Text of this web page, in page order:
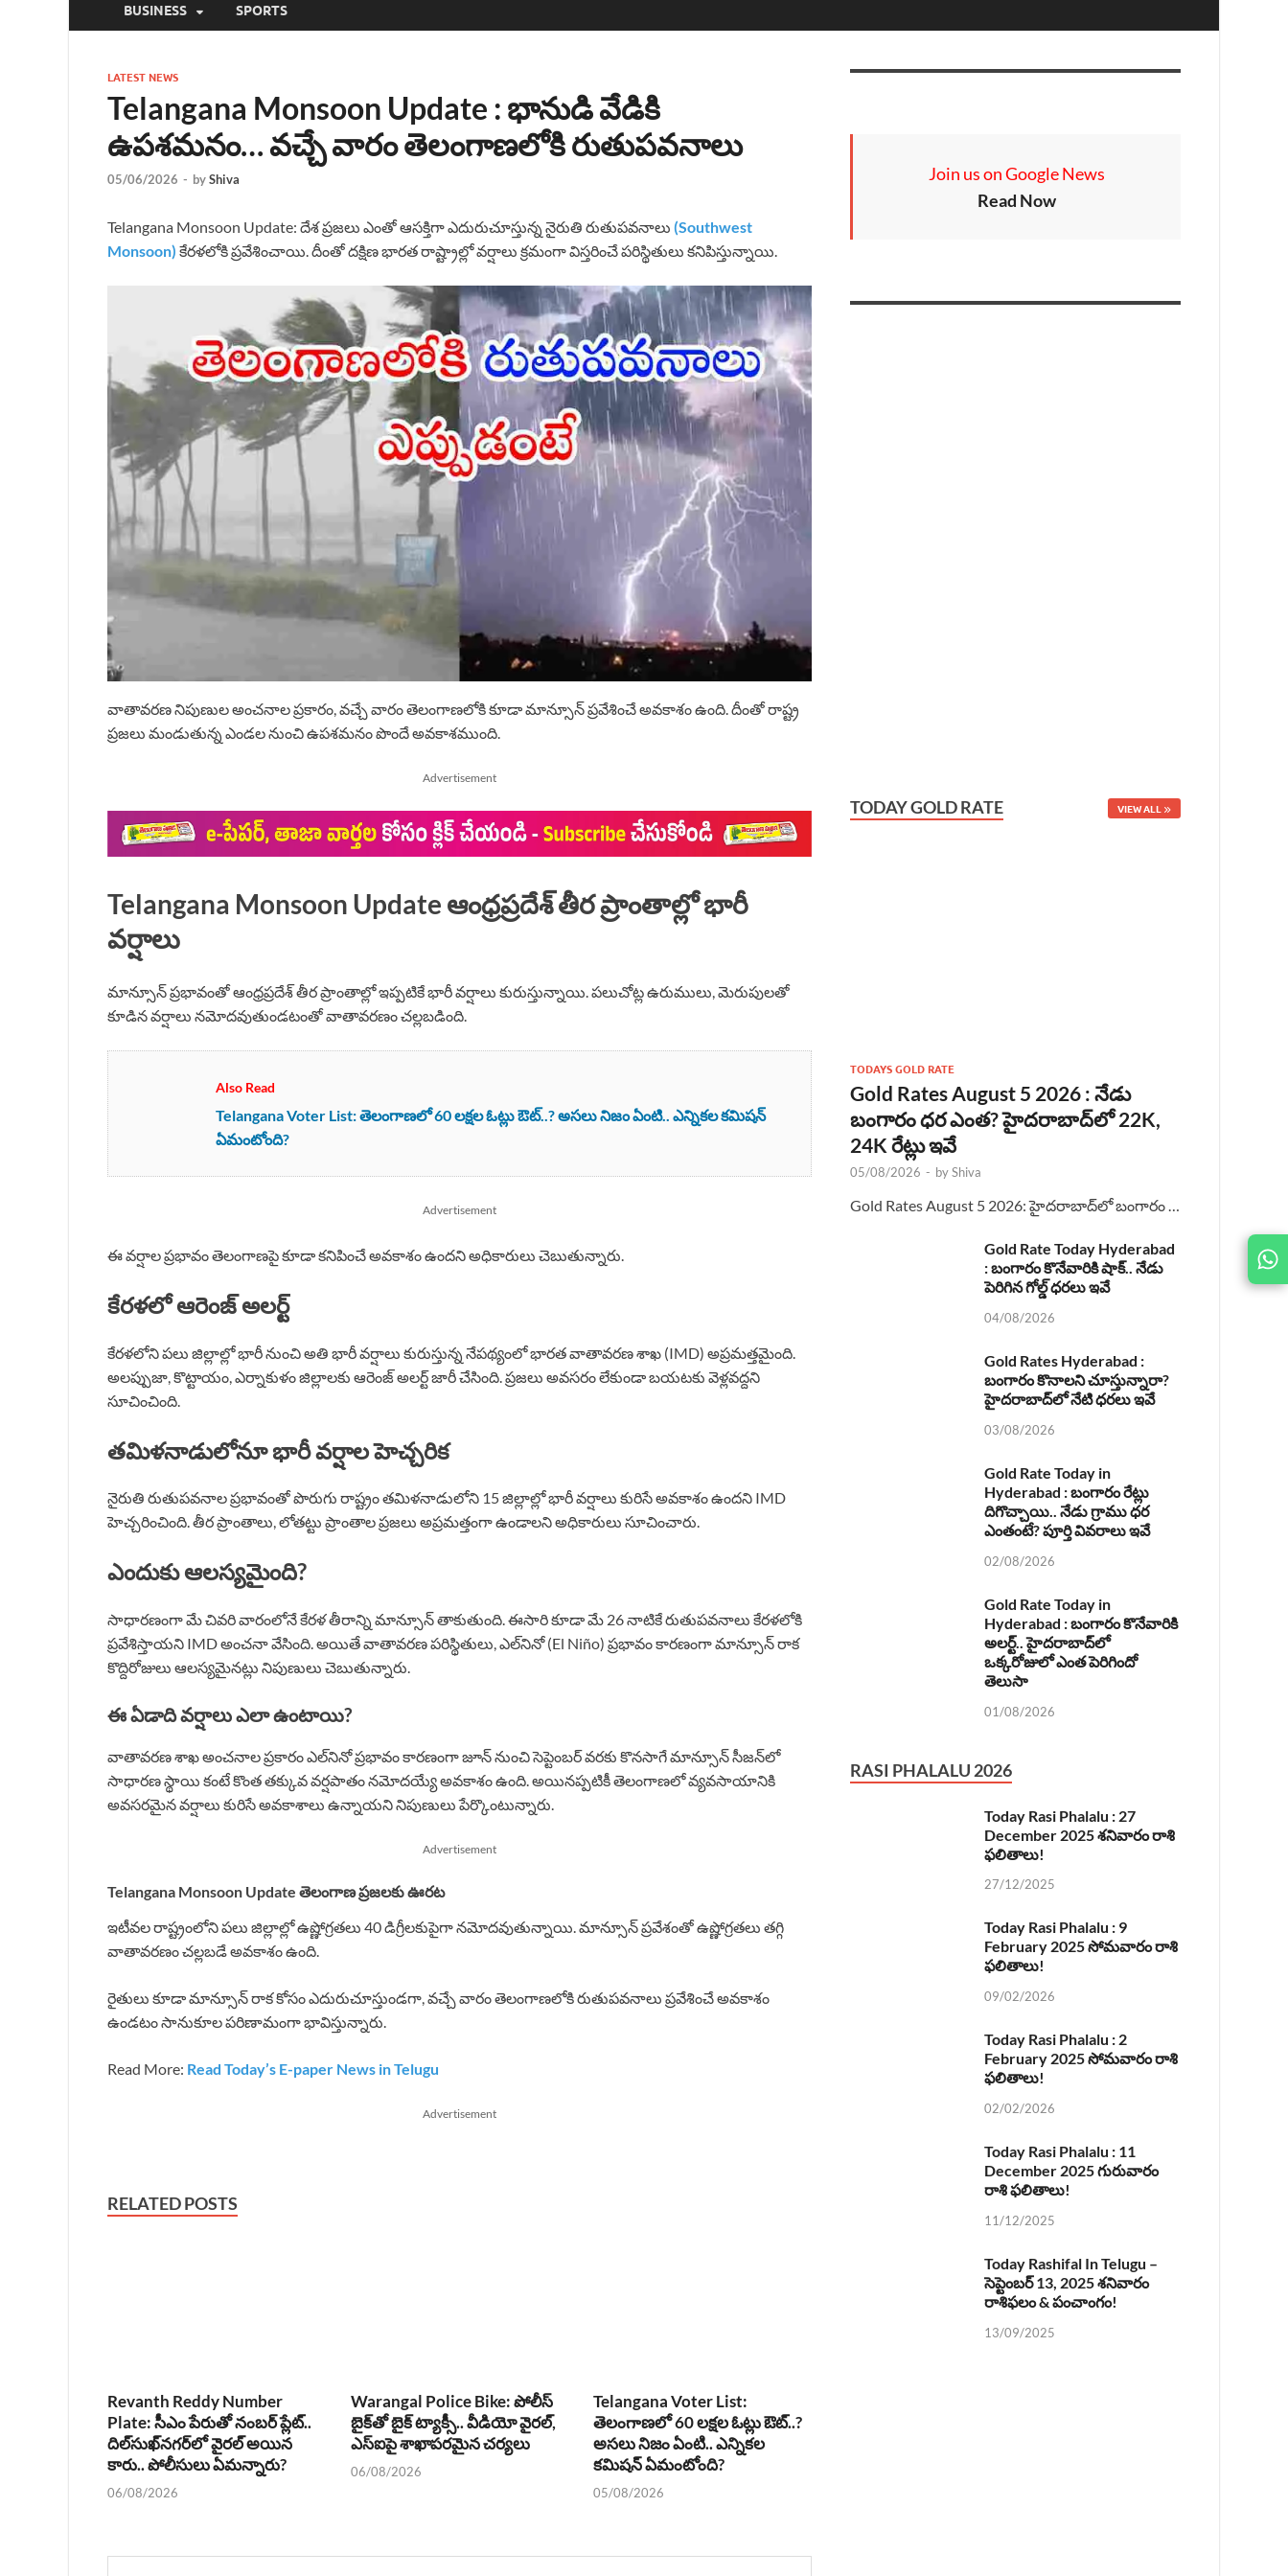
JOIN
US ON
BUSINESS SPORTS
LATEST NEWS
Telangana Monsoon Update : భానుడి వేడికి
ఉపశమనం… వచ్చే వారం తెలంగాణలోకి రుతుపవనాలు
05/06/2026 - byShiva
Telangana Monsoon Update: దేశ ప్రజలు ఎంతో ఆసక్తిగా ఎదురుచూస్తున్న నైరుతి రుతుపవనాలు (Southwest
Monsoon) కేరళలోకి ప్రవేశించాయి. దీంతో దక్షిణ భారత రాష్ట్రాల్లో వర్షాలు క్రమంగా విస్తరించే పరిస్థితులు కనిపిస్తున్నాయి.
వాతావరణ నిపుణుల అంచనాల ప్రకారం, వచ్చే వారం తెలంగాణలోకి కూడా మాన్సూన్ ప్రవేశించే అవకాశం ఉంది. దీంతో రాష్ట్ర
ప్రజలు మండుతున్న ఎండల నుంచి ఉపశమనం పొందే అవకాశముంది.
Advertisement
Telangana Monsoon Update ఆంధ్రప్రదేశ్ తీర ప్రాంతాల్లో భారీ
వర్షాలు
మాన్సూన్ ప్రభావంతో ఆంధ్రప్రదేశ్ తీర ప్రాంతాల్లో ఇప్పటికే భారీ వర్షాలు కురుస్తున్నాయి. పలుచోట్ల ఉరుములు, మెరుపులతో
కూడిన వర్షాలు నమోదవుతుండటంతో వాతావరణం చల్లబడింది.
Also Read
Telangana Voter List: తెలంగాణలో 60 లక్షల ఓట్లు ఔట్..? అసలు నిజం ఏంటి.. ఎన్నికల కమిషన్
ఏమంటోంది?
Advertisement
ఈ వర్షాల ప్రభావం తెలంగాణపై కూడా కనిపించే అవకాశం ఉందని అధికారులు చెబుతున్నారు.
కేరళలో ఆరెంజ్ అలర్ట్
కేరళలోని పలు జిల్లాల్లో భారీ నుంచి అతి భారీ వర్షాలు కురుస్తున్న నేపథ్యంలో భారత వాతావరణ శాఖ (IMD) అప్రమత్తమైంది.
అలప్పుజా, కొట్టాయం, ఎర్నాకుళం జిల్లాలకు ఆరెంజ్ అలర్ట్ జారీ చేసింది. ప్రజలు అవసరం లేకుండా బయటకు వెళ్లవద్దని
సూచించింది.
తమిళనాడులోనూ భారీ వర్షాల హెచ్చరిక
నైరుతి రుతుపవనాల ప్రభావంతో పొరుగు రాష్ట్రం తమిళనాడులోని 15 జిల్లాల్లో భారీ వర్షాలు కురిసే అవకాశం ఉందని IMD
హెచ్చరించింది. తీర ప్రాంతాలు, లోతట్టు ప్రాంతాల ప్రజలు అప్రమత్తంగా ఉండాలని అధికారులు సూచించారు.
ఎందుకు ఆలస్యమైంది?
సాధారణంగా మే చివరి వారంలోనే కేరళ తీరాన్ని మాన్సూన్ తాకుతుంది. ఈసారి కూడా మే 26 నాటికే రుతుపవనాలు కేరళలోకి
ప్రవేశిస్తాయని IMD అంచనా వేసింది. అయితే వాతావరణ పరిస్థితులు, ఎల్‌నినో (El Niño) ప్రభావం కారణంగా మాన్సూన్ రాక
కొద్దిరోజులు ఆలస్యమైనట్లు నిపుణులు చెబుతున్నారు.
ఈ ఏడాది వర్షాలు ఎలా ఉంటాయి?
వాతావరణ శాఖ అంచనాల ప్రకారం ఎల్‌నినో ప్రభావం కారణంగా జూన్ నుంచి సెప్టెంబర్ వరకు కొనసాగే మాన్సూన్ సీజన్‌లో
సాధారణ స్థాయి కంటే కొంత తక్కువ వర్షపాతం నమోదయ్యే అవకాశం ఉంది. అయినప్పటికీ తెలంగాణలో వ్యవసాయానికి
అవసరమైన వర్షాలు కురిసే అవకాశాలు ఉన్నాయని నిపుణులు పేర్కొంటున్నారు.
Advertisement
Telangana Monsoon Update తెలంగాణ ప్రజలకు ఊరట
ఇటీవల రాష్ట్రంలోని పలు జిల్లాల్లో ఉష్ణోగ్రతలు 40 డిగ్రీలకుపైగా నమోదవుతున్నాయి. మాన్సూన్ ప్రవేశంతో ఉష్ణోగ్రతలు తగ్గి
వాతావరణం చల్లబడే అవకాశం ఉంది.
రైతులు కూడా మాన్సూన్ రాక కోసం ఎదురుచూస్తుండగా, వచ్చే వారం తెలంగాణలోకి రుతుపవనాలు ప్రవేశించే అవకాశం
ఉండటం సానుకూల పరిణామంగా భావిస్తున్నారు.
Read More: Read Today’s E-paper News in Telugu
Advertisement
RELATED POSTS
Revanth Reddy Number
Plate: సీఎం పేరుతో నంబర్ ప్లేట్..
దిల్‌సుఖ్‌నగర్‌లో వైరల్ అయిన
కారు.. పోలీసులు ఏమన్నారు?
06/08/2026
Warangal Police Bike: పోలీస్
బైక్‌తో బైక్ ట్యాక్సీ.. వీడియో వైరల్,
ఎస్‌ఐపై శాఖాపరమైన చర్యలు
06/08/2026
Telangana Voter List:
తెలంగాణలో 60 లక్షల ఓట్లు ఔట్..?
అసలు నిజం ఏంటి.. ఎన్నికల
కమిషన్ ఏమంటోంది?
05/08/2026
Join us on Google News
Read Now
TODAY GOLD RATE VIEW ALL
TODAYS GOLD RATE
Gold Rates August 5 2026 : నేడు
బంగారం ధర ఎంత? హైదరాబాద్‌లో 22K,
24K రేట్లు ఇవే
05/08/2026 - byShiva
Gold Rates August 5 2026: హైదరాబాద్‌లో బంగారం …
Gold Rate Today Hyderabad
: బంగారం కొనేవారికి షాక్.. నేడు
పెరిగిన గోల్డ్ ధరలు ఇవే
04/08/2026
Gold Rates Hyderabad :
బంగారం కొనాలని చూస్తున్నారా?
హైదరాబాద్‌లో నేటి ధరలు ఇవే
03/08/2026
Gold Rate Today in
Hyderabad : బంగారం రేట్లు
దిగొచ్చాయి.. నేడు గ్రాము ధర
ఎంతంటే? పూర్తి వివరాలు ఇవే
02/08/2026
Gold Rate Today in
Hyderabad : బంగారం కొనేవారికి
అలర్ట్.. హైదరాబాద్‌లో
ఒక్కరోజులో ఎంత పెరిగిందో
తెలుసా
01/08/2026
RASI PHALALU 2026
Today Rasi Phalalu : 27
December 2025 శనివారం రాశి
ఫలితాలు!
27/12/2025
Today Rasi Phalalu : 9
February 2025 సోమవారం రాశి
ఫలితాలు!
09/02/2026
Today Rasi Phalalu : 2
February 2025 సోమవారం రాశి
ఫలితాలు!
02/02/2026
Today Rasi Phalalu : 11
December 2025 గురువారం
రాశి ఫలితాలు!
11/12/2025
Today Rashifal In Telugu –
సెప్టెంబర్ 13, 2025 శనివారం
రాశిఫలం & పంచాంగం!
13/09/2025